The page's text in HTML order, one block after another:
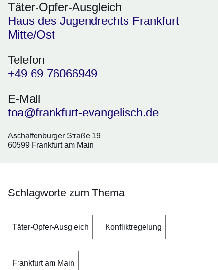
Täter-Opfer-Ausgleich
Haus des Jugendrechts Frankfurt
Mitte/Ost
Telefon
+49 69 76066949
E-Mail
toa@frankfurt-evangelisch.de
Aschaffenburger Straße 19
60599 Frankfurt am Main
Schlagworte zum Thema
Täter-Opfer-Ausgleich Konfliktregelung
Frankfurt am Main